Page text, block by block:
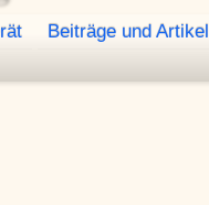
Beiträge und Artikel